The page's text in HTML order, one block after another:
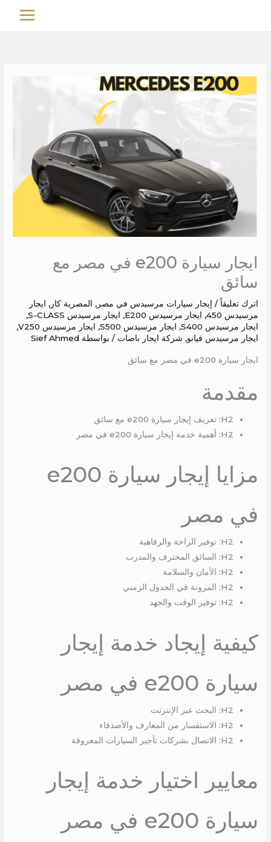
MAIN
ايجار سيارة e200 في مصر مع
سائق
اترك تعليقاً / إيجار سيارات مرسيدس في مصر, المصرية كار, ايجار
مرسيدس 450
, ايجار مرسيدس E200 , ايجار مرسيدس S-CLASS
,
ايجار مرسيدس S400
, ايجار مرسيدس S500 , ايجار مرسيدس V250
,
ايجار مرسيدس فيانو, شركة ايجار باصات / بواسطة Sief Ahmed
ايجار سيارة e200 في مصر مع سائق
مقدمة
H2: تعريف إيجار سيارة e200 مع سائق
H2: أهمية خدمة إيجار سيارة e200 في مصر
مزايا إيجار سيارة e200
في مصر
H2: توفير الراحة والرفاهية
H2: السائق المحترف والمدرب
H2: الأمان والسلامة
H2: المرونة في الجدول الزمني
H2: توفير الوقت والجهد
كيفية إيجاد خدمة إيجار
سيارة e200 في مصر
H2: البحث عبر الإنترنت
H2: الاستفسار من المعارف والأصدقاء
H2: الاتصال بشركات تأجير السيارات المعروفة
معايير اختيار خدمة إيجار
سيارة e200 في مصر